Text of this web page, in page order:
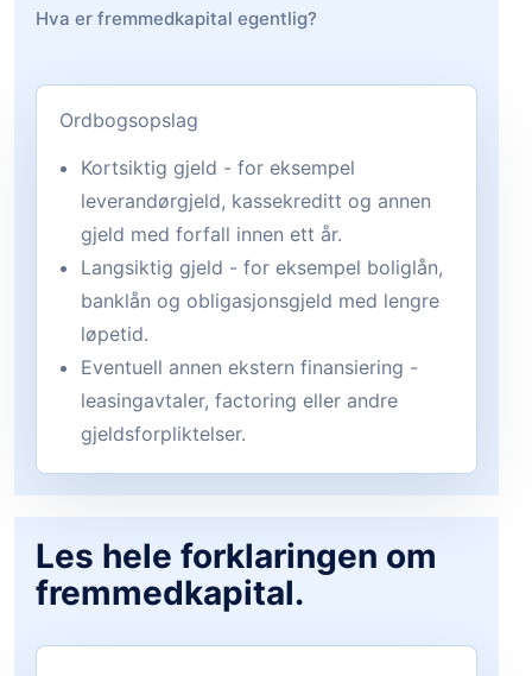
Hva er fremmedkapital egentlig?
Ordbogsopslag
Kortsiktig gjeld - for eksempel
leverandørgjeld, kassekreditt og annen
gjeld med forfall innen ett år.
Langsiktig gjeld - for eksempel boliglån,
banklån og obligasjonsgjeld med lengre
løpetid.
Eventuell annen ekstern finansiering -
leasingavtaler, factoring eller andre
gjeldsforpliktelser.
Les hele forklaringen om
fremmedkapital.